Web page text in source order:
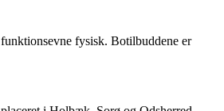
funktionsevne fysisk. Botilbuddene er